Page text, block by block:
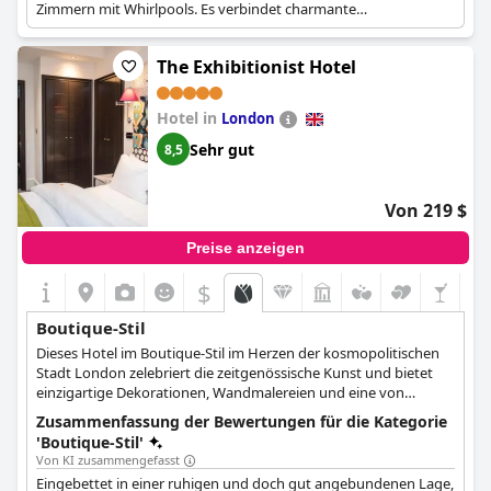
nicht besser werden, dann hat das Hotel einen wunderschönen
Veranstaltungsort, ein Hotel, eine Bar, Zimmer - alles war
fantastisch.
Insgesamt ist das No 1 by GuestHouse ein wunderschönes,
einzigartiges Haus, ein fabelhaftes Boutique-Hotel, das man so
nicht erwartet. Es ist perfekt für alle, die einen erstaunlichen und
ungewöhnlichen Aufenthalt im Herzen von York suchen.
Zimmern mit Whirlpools. Es verbindet charmante
Originalmerkmale mit modernen Luxusannehmlichkeiten für
einen komfortablen und verwöhnenden Aufenthalt.
The Exhibitionist Hotel
Hotel in London
8,5 Sehr gut
Von 219 $
Preise anzeigen
$
Boutique-Stil
Dieses Hotel im Boutique-Stil im Herzen der kosmopolitischen
Stadt London zelebriert die zeitgenössische Kunst und bietet
einzigartige Dekorationen, Wandmalereien und eine von
berühmten Künstlern beeinflusste Innengestaltung.
Zusammenfassung der Bewertungen für die Kategorie
'Boutique-Stil'
Von KI zusammengefasst
Eingebettet in einer ruhigen und doch gut angebundenen Lage,